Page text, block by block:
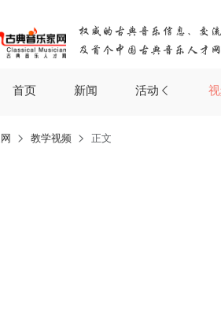
首页 新闻 活动
教学视频 正文